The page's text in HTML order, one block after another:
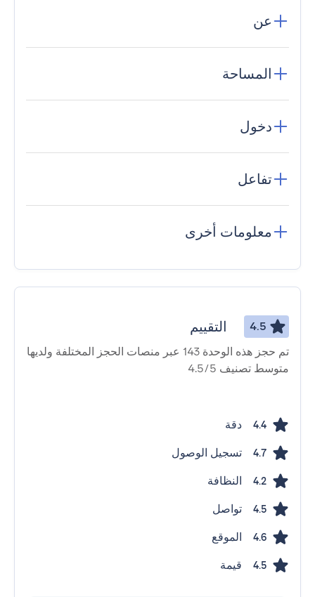
عن
المساحة
دخول
تفاعل
معلومات أخرى
4.5 التقييم
تم حجز هذه الوحدة 143 عبر منصات الحجز المختلفة ولديها
متوسط ​​تصنيف 4.5/5
4.4 دقة
4.7 تسجيل الوصول
4.2 النظافة
4.5 تواصل
4.6 الموقع
4.5 قيمة